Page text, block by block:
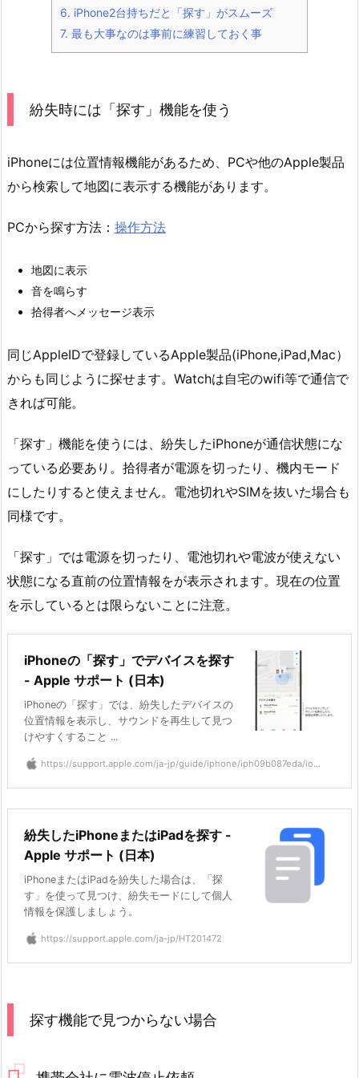
6. iPhone2台持ちだと「探す」がスムーズ
7. 最も大事なのは事前に練習しておく事
紛失時には「探す」機能を使う
iPhoneには位置情報機能があるため、PCや他のApple製品
から検索して地図に表示する機能があります。
PCから探す方法： 操作方法
地図に表示
音を鳴らす
拾得者へメッセージ表示
同じAppleIDで登録しているApple製品(iPhone,iPad,Mac）
からも同じように探せます。Watchは自宅のwifi等で通信で
きれば可能。
「探す」機能を使うには、紛失したiPhoneが通信状態にな
っている必要あり。拾得者が電源を切ったり、機内モード
にしたりすると使えません。電池切れやSIMを抜いた場合も
同様です。
「探す」では電源を切ったり、電池切れや電波が使えない
状態になる直前の位置情報をが表示されます。現在の位置
を示しているとは限らないことに注意。
iPhoneの「探す」でデバイスを探す
- Apple サポート (日本)
iPhoneの「探す」では、紛失したデバイスの
位置情報を表示し、サウンドを再生して見つ
けやすくすること ...
https://support.apple.com/ja-jp/guide/iphone/iph09b087eda/io...
紛失したiPhoneまたはiPadを探す -
Apple サポート (日本)
iPhoneまたはiPadを紛失した場合は、「探
す」を使って見つけ、紛失モードにして個人
情報を保護しましょう。
https://support.apple.com/ja-jp/HT201472
探す機能で見つからない場合